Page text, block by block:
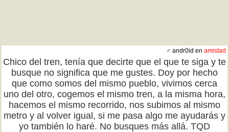
♂ andr0id en amistad
Chico del tren, tenía que decirte que el que te siga y te
busque no significa que me gustes. Doy por hecho
que como somos del mismo pueblo, vivimos cerca
uno del otro, cogemos el mismo tren, a la misma hora,
hacemos el mismo recorrido, nos subimos al mismo
metro y al volver igual, si me pasa algo me ayudarás y
yo también lo haré. No busques más allá. TQD